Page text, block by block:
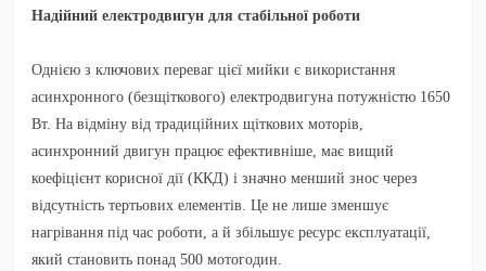
Надійний електродвигун для стабільної роботи
Однією з ключових переваг цієї мийки є використання
асинхронного (безщіткового) електродвигуна потужністю 1650
Вт. На відміну від традиційних щіткових моторів,
асинхронний двигун працює ефективніше, має вищий
коефіцієнт корисної дії (ККД) і значно менший знос через
відсутність тертьових елементів. Це не лише зменшує
нагрівання під час роботи, а й збільшує ресурс експлуатації,
який становить понад 500 мотогодин.